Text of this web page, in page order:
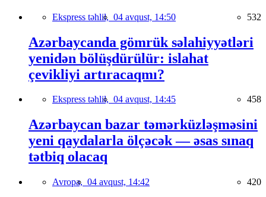
Ekspress təhlil, 04 avqust, 14:50 532
Azərbaycanda gömrük səlahiyyətləri
yenidən bölüşdürülür: islahat
çevikliyi artıracaqmı?
Ekspress təhlil, 04 avqust, 14:45 458
Azərbaycan bazar təmərküzləşməsini
yeni qaydalarla ölçəcək — əsas sınaq
tətbiq olacaq
Avropa, 04 avqust, 14:42 420